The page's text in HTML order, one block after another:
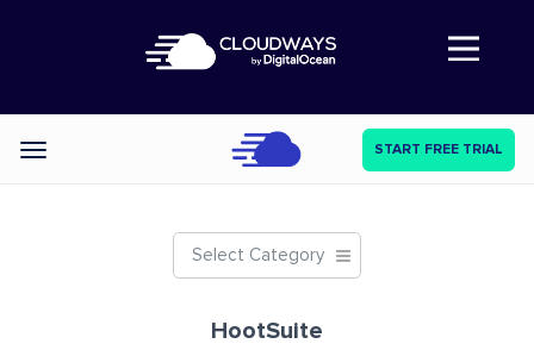
Abre a navegação
Categories START FREE TRIAL
Select Category
HootSuite